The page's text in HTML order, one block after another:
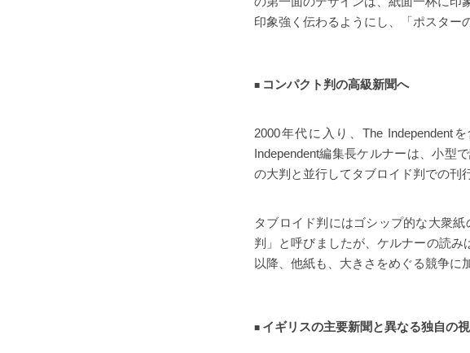
印象強く伝わるようにし、「ポスター
コンパクト判の高級新聞へ
2000年代に入り、The Independent
Independent編集長ケルナーは、小型
の大判と並行してタブロイド判での刊
タブロイド判にはゴシップ的な大衆
判」と呼びましたが、ケルナーの読み
以降、他紙も、大きさをめぐる競争に
イギリスの主要新聞と異なる独自の